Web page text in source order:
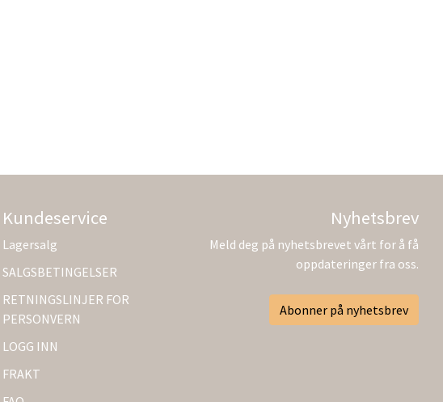
Kundeservice
Lagersalg
SALGSBETINGELSER
RETNINGSLINJER FOR
PERSONVERN
LOGG INN
FRAKT
Nyhetsbrev
Meld deg på nyhetsbrevet vårt for å få
oppdateringer fra oss.
Abonner på nyhetsbrev